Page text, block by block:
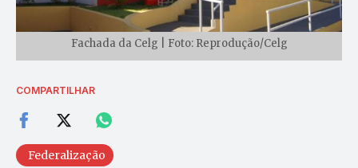
Fachada da Celg | Foto: Reprodução/Celg
COMPARTILHAR
Federalização